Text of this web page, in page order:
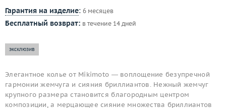
Гарантия на изделие: 6 месяцев
Бесплатный возврат: в течение 14 дней
эксклюзив
Элегантное колье от Mikimoto — воплощение безупречной
гармонии жемчуга и сияния бриллиантов. Нежный жемчуг
крупного размера становится благородным центром
композиции, а мерцающее сияние множества бриллиантов